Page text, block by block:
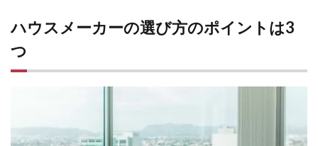
すす
めか
ハウ
ハウスメーカーの選び方のポイントは3
つ